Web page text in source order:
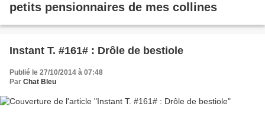
petits pensionnaires de mes collines
Instant T. #161# : Drôle de bestiole
Publié le 27/10/2014 à 07:48
Par Chat Bleu